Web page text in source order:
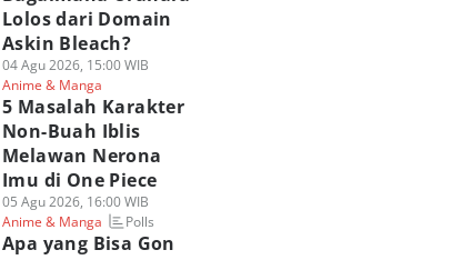
Lolos dari Domain
Askin Bleach?
04 Agu 2026, 15:00 WIB
Anime & Manga
5 Masalah Karakter
Non-Buah Iblis
Melawan Nerona
Imu di One Piece
05 Agu 2026, 16:00 WIB
Anime & Manga
Polls
Apa yang Bisa Gon